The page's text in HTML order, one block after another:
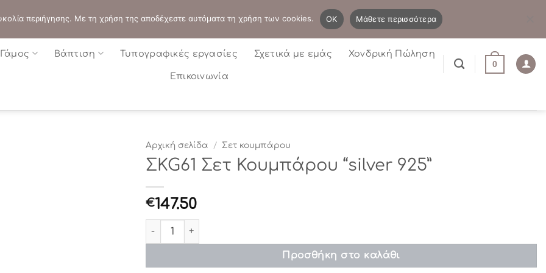
Η λίστα μου Newsletter
Γάμος Βάπτιση Τυπογραφικές εργασίες Σχετικά με εμάς Χονδρική Πώληση
Επικοινωνία
0
Αρχική σελίδα / Σετ κουμπάρου
ΣKG61 Σετ Κουμπάρου “silver 925”
€147.50
ΣKG61 Σετ Κουμπάρου “silver 925” ποσότητα
Προσθήκη στο καλάθι
περιήγησης. Με τη χρήση της αποδέχεστε αυτόματα τη χρήση των cookies. OK Μάθετε περισσότερα